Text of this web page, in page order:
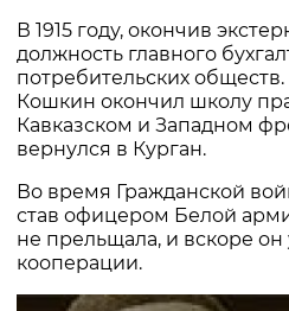
В 1915 году, окончив
должность главного
потребительских
Кошкин окончил школу
Кавказском и Западном
вернулся в Курган.
Во время Гражданской
став офицером Белой
не прельщала, и вскоре
кооперации.